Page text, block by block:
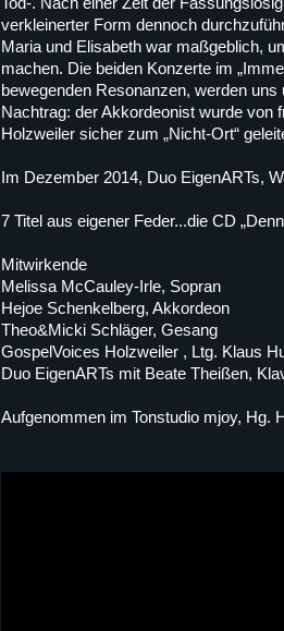
verkleinerter Form dennoch
Maria und Elisabeth war maßgeblich,
machen. Die beiden Konzerte im
bewegenden Resonanzen, werden uns
Nachtrag: der Akkordeonist wurde von
Holzweiler sicher zum „Nicht-Ort“
Im Dezember 2014, Duo EigenARTs,
7 Titel aus eigener Feder...die CD
Mitwirkende
Melissa McCauley-Irle, Sopran
Hejoe Schenkelberg, Akkordeon
Theo&Micki Schläger, Gesang
GospelVoices Holzweiler , Ltg. Klaus
Duo EigenARTs mit Beate Theißen,
Aufgenommen im Tonstudio mjoy, Hg.